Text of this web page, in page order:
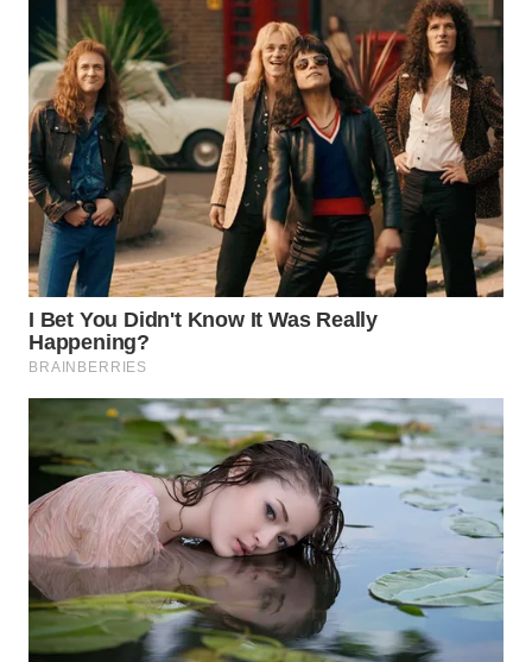
WN
BOROBUDUR
WN
MADURA
WN
SURABAYA
WN
NATUNA
WN
BINTAN
WN
MANDALIKA
WN
LIKUPANG